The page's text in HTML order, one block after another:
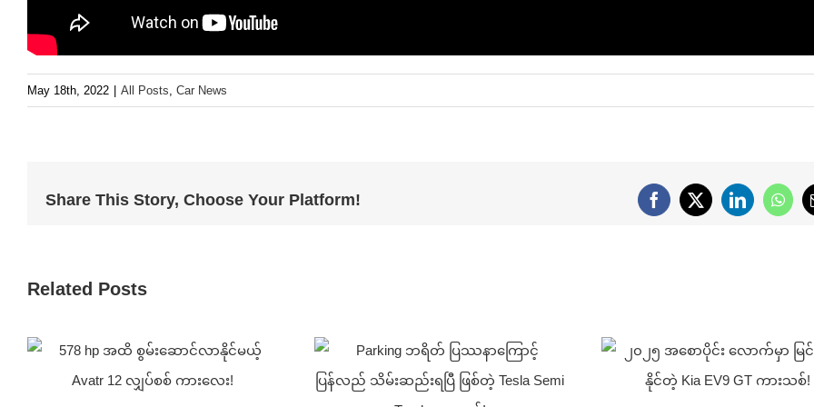
May 18th, 2022 All Posts, Car News
Share This Story, Choose Your Platform! Facebook
X LinkedIn
Related Posts